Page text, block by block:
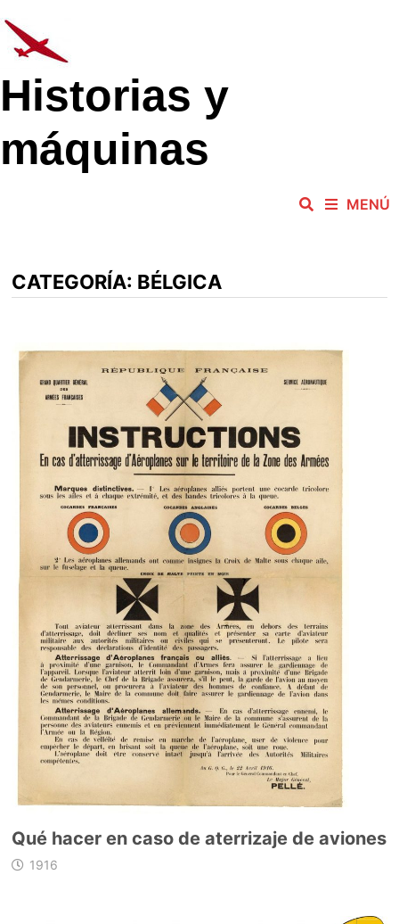
al
contenido
Historias y
máquinas
MENÚ
CATEGORÍA: BÉLGICA
Qué hacer en caso de aterrizaje de aviones
1916